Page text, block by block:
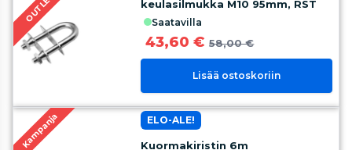
OUTLET keulasilmukka M10 95mm, RST
saatavilla
43,60 € 58,00 €
Lisää ostoskoriin
Kampanja ELO-ALE!
Kuormakiristin 6m